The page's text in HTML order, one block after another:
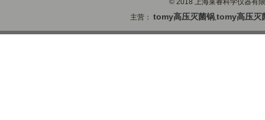
© 2018 上海莱睿科学仪器有
主营：tomy高压灭菌锅,tomy高压灭